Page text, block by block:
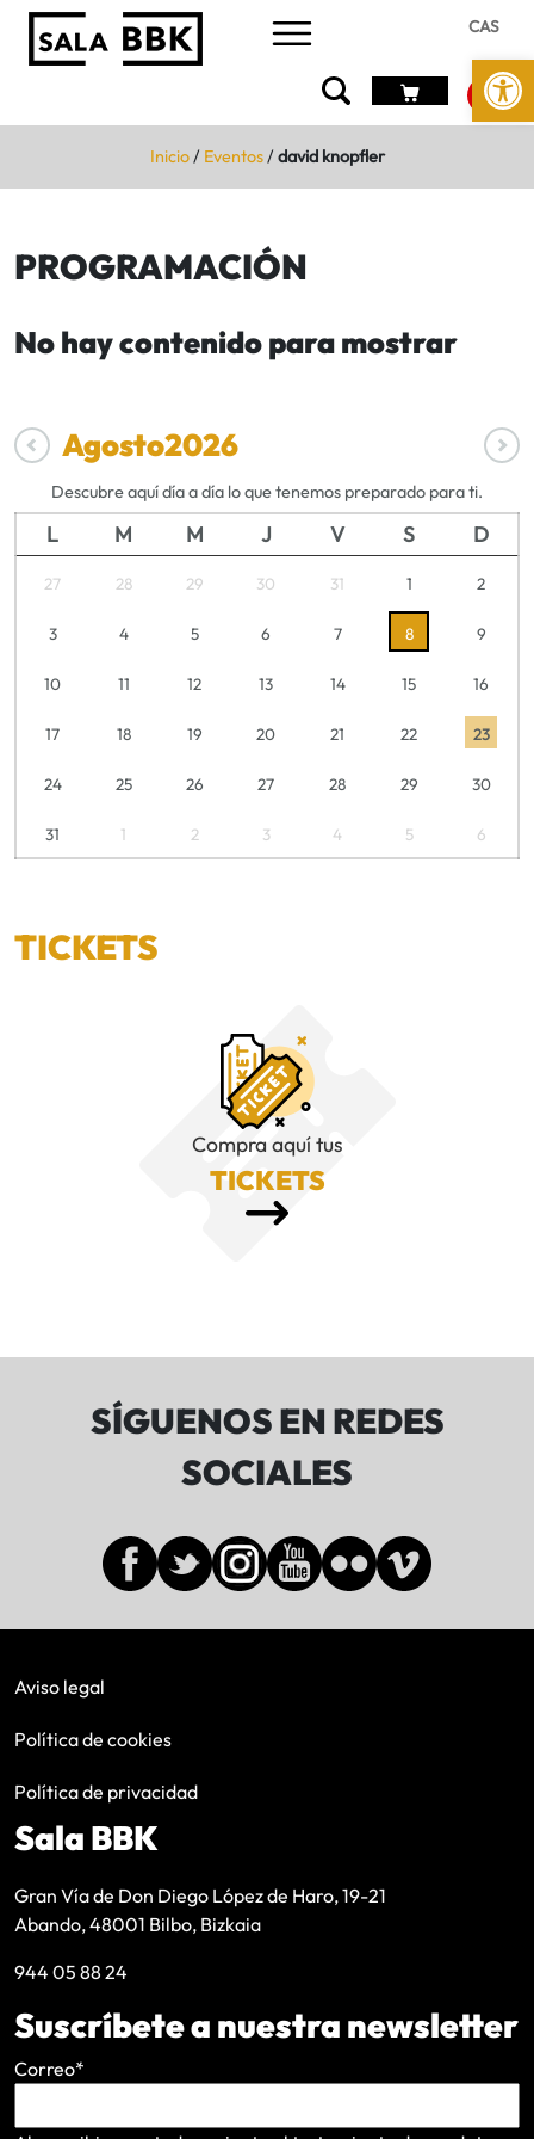
Abrir
CAS
Inicio/ Eventos/david knopfler
PROGRAMACIÓN
No hay contenido para mostrar
Agosto2026
Descubre aquí día a día lo que tenemos preparado para ti.
L M M J V S D
27 28 29 30 31 1 2
3 4 5 6 7 8 9
10 11 12 13 14 15 16
17 18 19 20 21 22 23
24 25 26 27 28 29 30
31 1 2 3 4 5 6
TICKETS
Compra aquí tus
TICKETS
SÍGUENOS EN REDES
SOCIALES
Aviso legal
Política de cookies
Política de privacidad
Sala BBK
Gran Vía de Don Diego López de Haro, 19-21
Abando, 48001 Bilbo, Bizkaia
944 05 88 24
Suscríbete a nuestra newsletter
Correo*